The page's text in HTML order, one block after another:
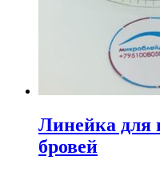
Линейка для
бровей